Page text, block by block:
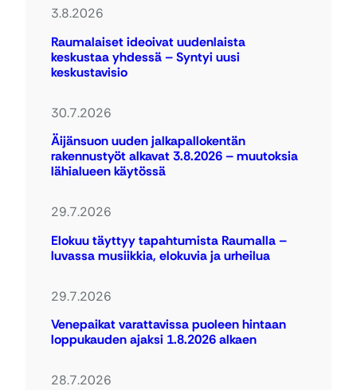
3.8.2026
Raumalaiset ideoivat uudenlaista
keskustaa yhdessä – Syntyi uusi
keskustavisio
30.7.2026
Äijänsuon uuden jalkapallokentän
rakennustyöt alkavat 3.8.2026 – muutoksia
lähialueen käytössä
29.7.2026
Elokuu täyttyy tapahtumista Raumalla –
luvassa musiikkia, elokuvia ja urheilua
29.7.2026
Venepaikat varattavissa puoleen hintaan
loppukauden ajaksi 1.8.2026 alkaen
28.7.2026